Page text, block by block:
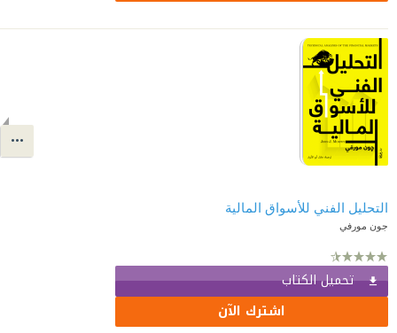
التحليل الفني للأسواق المالية
جون مورفي
تحميل الكتاب
اشترك الآن